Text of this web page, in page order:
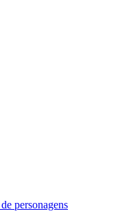
personagens